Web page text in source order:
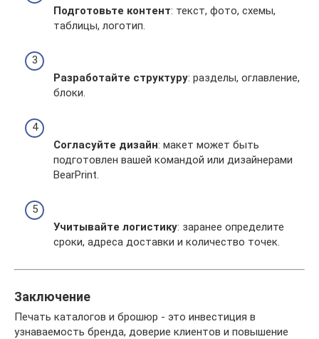
Подготовьте контент: текст, фото, схемы,
таблицы, логотип.
Разработайте структуру: разделы, оглавление,
блоки.
Согласуйте дизайн: макет может быть
подготовлен вашей командой или дизайнерами
BearPrint.
Учитывайте логистику: заранее определите
сроки, адреса доставки и количество точек.
Заключение
Печать каталогов и брошюр - это инвестиция в
узнаваемость бренда, доверие клиентов и повышение